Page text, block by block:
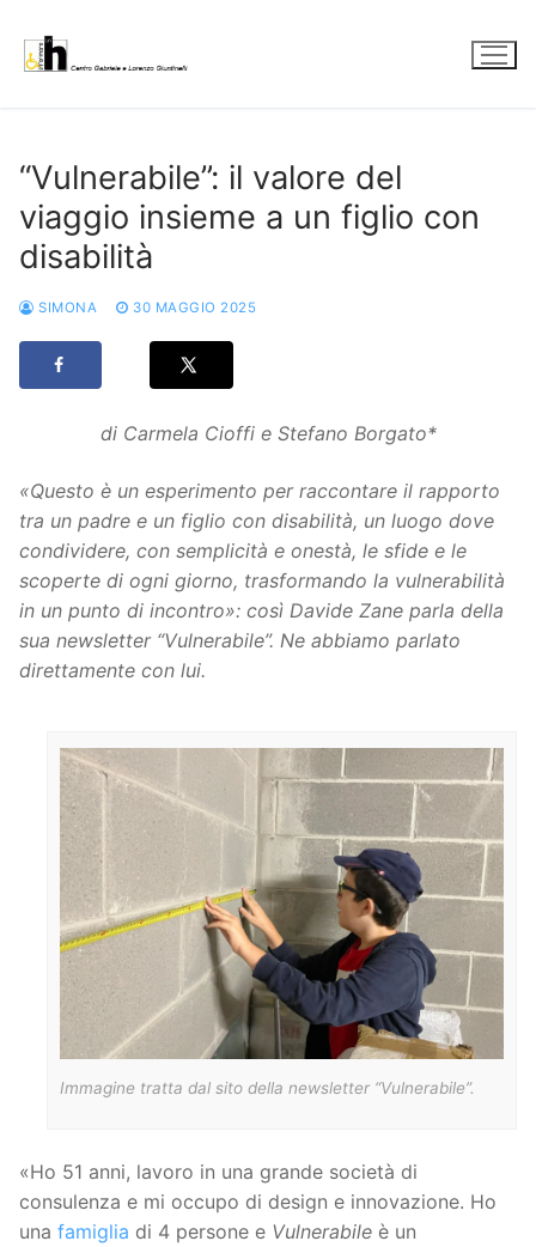
contenuto
“Vulnerabile”: il valore del
viaggio insieme a un figlio con
disabilità
SIMONA 30 MAGGIO 2025
di Carmela Cioffi e Stefano Borgato*
«Questo è un esperimento per raccontare il rapporto
tra un padre e un figlio con disabilità, un luogo dove
condividere, con semplicità e onestà, le sfide e le
scoperte di ogni giorno, trasformando la vulnerabilità
in un punto di incontro»: così Davide Zane parla della
sua newsletter “Vulnerabile”. Ne abbiamo parlato
direttamente con lui.
Immagine tratta dal sito della newsletter “Vulnerabile”.
«Ho 51 anni, lavoro in una grande società di
consulenza e mi occupo di design e innovazione. Ho
una famiglia di 4 persone e Vulnerabile è un